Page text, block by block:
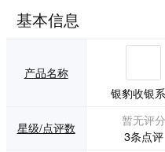
基本信息
产品名称
银豹收银
星级/点评数
暂无评分
3条点评